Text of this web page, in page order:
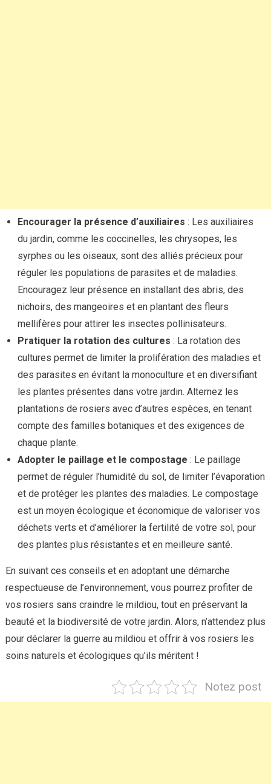
Encourager la présence d’auxiliaires : Les auxiliaires
du jardin, comme les coccinelles, les chrysopes, les
syrphes ou les oiseaux, sont des alliés précieux pour
réguler les populations de parasites et de maladies.
Encouragez leur présence en installant des abris, des
nichoirs, des mangeoires et en plantant des fleurs
mellifères pour attirer les insectes pollinisateurs.
Pratiquer la rotation des cultures : La rotation des
cultures permet de limiter la prolifération des maladies et
des parasites en évitant la monoculture et en diversifiant
les plantes présentes dans votre jardin. Alternez les
plantations de rosiers avec d’autres espèces, en tenant
compte des familles botaniques et des exigences de
chaque plante.
Adopter le paillage et le compostage : Le paillage
permet de réguler l’humidité du sol, de limiter l’évaporation
et de protéger les plantes des maladies. Le compostage
est un moyen écologique et économique de valoriser vos
déchets verts et d’améliorer la fertilité de votre sol, pour
des plantes plus résistantes et en meilleure santé.
En suivant ces conseils et en adoptant une démarche
respectueuse de l’environnement, vous pourrez profiter de
vos rosiers sans craindre le mildiou, tout en préservant la
beauté et la biodiversité de votre jardin. Alors, n’attendez plus
pour déclarer la guerre au mildiou et offrir à vos rosiers les
soins naturels et écologiques qu’ils méritent !
Notez post